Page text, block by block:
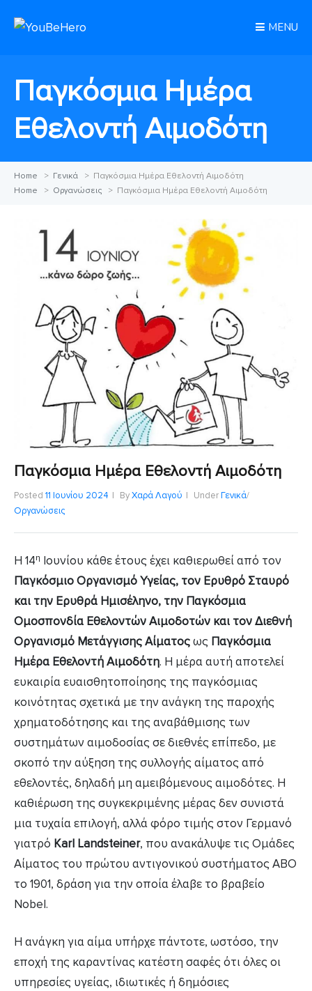
MENU
Παγκόσμια Ημέρα
Εθελοντή Αιμοδότη
Home > Γενικά > Παγκόσμια Ημέρα Εθελοντή Αιμοδότη
Home
> Οργανώσεις > Παγκόσμια Ημέρα Εθελοντή Αιμοδότη
Παγκόσμια Ημέρα Εθελοντή Αιμοδότη
Posted 11 Ιουνίου 2024 ByΧαρά Λαγού UnderΓενικά/
Οργανώσεις
Η 14η Ιουνίου κάθε έτους έχει καθιερωθεί από τον
Παγκόσμιο Οργανισμό Υγείας, τον Ερυθρό Σταυρό
και την Ερυθρά Ημισέληνο, την Παγκόσμια
Ομοσπονδία Εθελοντών Αιμοδοτών και τον Διεθνή
Οργανισμό Μετάγγισης Αίματοςως Παγκόσμια
Ημέρα Εθελοντή Αιμοδότη. Η μέρα αυτή αποτελεί
ευκαιρία ευαισθητοποίησης της παγκόσμιας
κοινότητας σχετικά με την ανάγκη της παροχής
χρηματοδότησης και της αναβάθμισης των
συστημάτων αιμοδοσίας σε διεθνές επίπεδο, με
σκοπό την αύξηση της συλλογής αίματος από
εθελοντές, δηλαδή μη αμειβόμενους αιμοδότες. Η
καθιέρωση της συγκεκριμένης μέρας δεν συνιστά
μια τυχαία επιλογή, αλλά φόρο τιμής στον Γερμανό
γιατρό Karl Landsteiner, που ανακάλυψε τις Ομάδες
Αίματος του πρώτου αντιγονικού συστήματος ΑΒΟ
το 1901, δράση για την οποία έλαβε το βραβείο
Nobel.
Η ανάγκη για αίμα υπήρχε πάντοτε, ωστόσο, την
εποχή της καραντίνας κατέστη σαφές ότι όλες οι
υπηρεσίες υγείας, ιδιωτικές ή δημόσιες